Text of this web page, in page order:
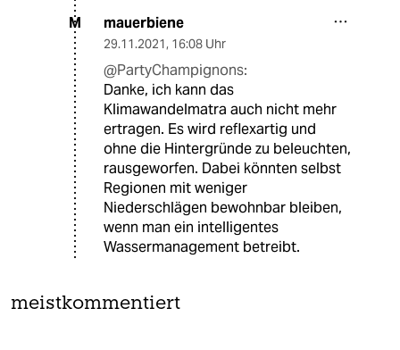
M mauerbiene
29.11.2021, 16:08 Uhr
@PartyChampignons:
Danke, ich kann das
Klimawandelmatra auch nicht mehr
ertragen. Es wird reflexartig und
ohne die Hintergründe zu beleuchten,
rausgeworfen. Dabei könnten selbst
Regionen mit weniger
Niederschlägen bewohnbar bleiben,
wenn man ein intelligentes
Wassermanagement betreibt.
meistkommentiert